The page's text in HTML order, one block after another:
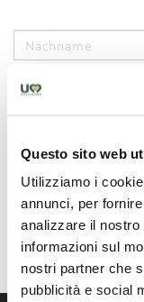
Questo sito web
Utilizziamo i
annunci, per
analizzare il
informazioni sul
nostri partner che
pubblicità e social